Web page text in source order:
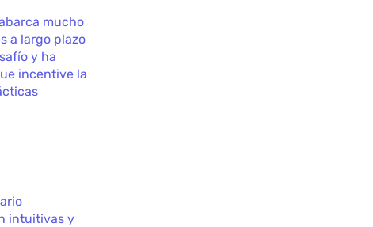
mucho
a largo plazo
y ha
incentive la
intuitivas y